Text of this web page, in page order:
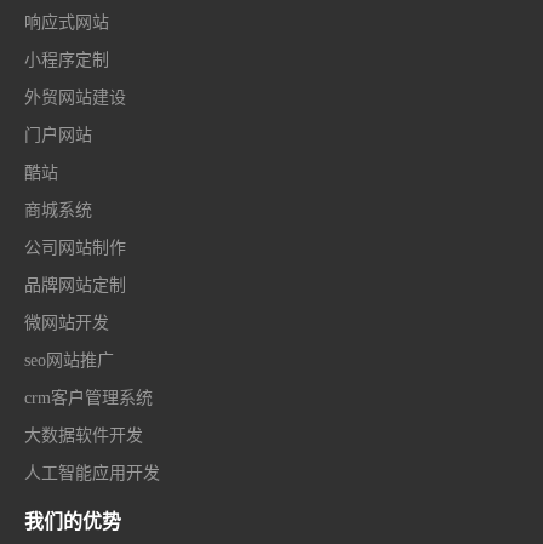
响应式网站
小程序定制
外贸网站建设
门户网站
酷站
商城系统
公司网站制作
品牌网站定制
微网站开发
seo网站推广
crm客户管理系统
大数据软件开发
人工智能应用开发
我们的优势